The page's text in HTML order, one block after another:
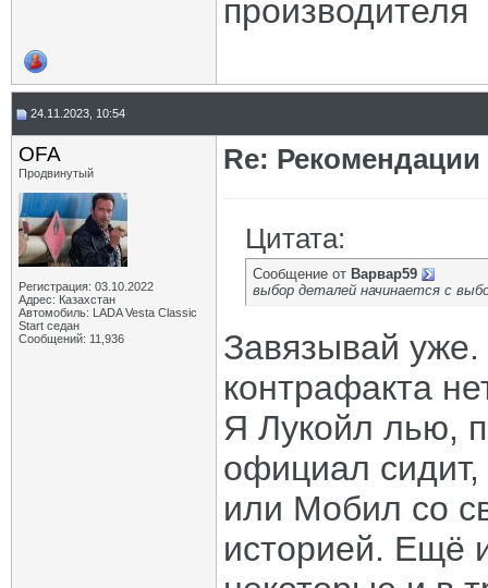
производителя
24.11.2023, 10:54
OFA
Продвинутый
Регистрация: 03.10.2022
Адрес: Казахстан
Автомобиль: LADA Vesta Classic
Start седан
Сообщений: 11,936
Re:
Цитата:
Сообщение от Варвар59
выбор деталей начинается с
Завязывай уже.
контрафакта
Я Лукойл лью,
официал сидит,
или Мобил со
историей. Ещё